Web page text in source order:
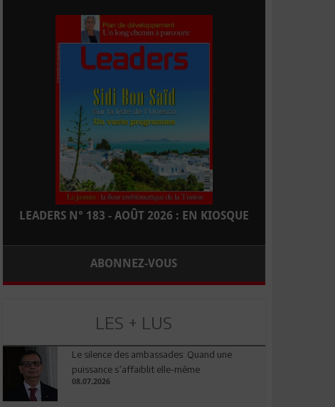
LEADERS N° 183 - AOÛT 2026 : EN KIOSQUE
ABONNEZ-VOUS
LES + LUS
Le silence des ambassades: Quand une
puissance s’affaiblit elle-même
08.07.2026